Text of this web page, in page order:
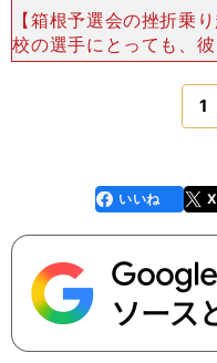
【箱根予選会の挫折乗
校の選手にとっても、
「世界で戦えるという
ういう存在であり続け
が1
faceboo
k
いいね